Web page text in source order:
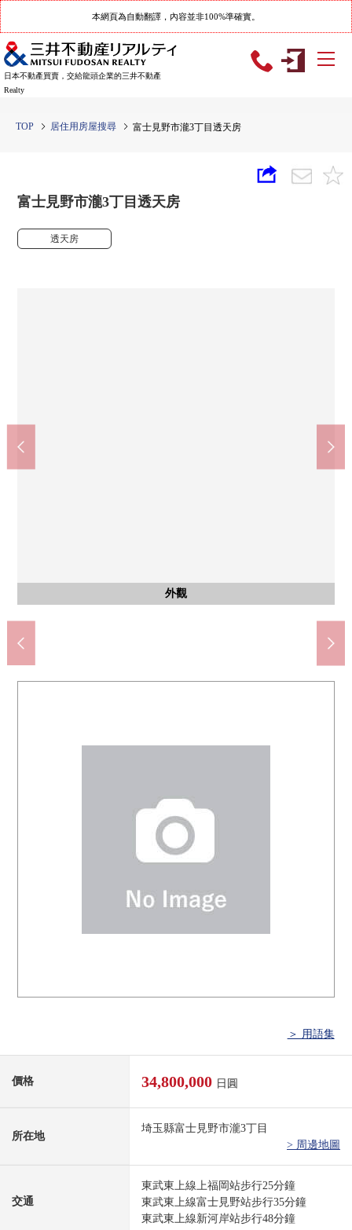
本網頁為自動翻譯，內容並非100%準確實。
日本不動產買賣，交給龍頭企業的三井不動產
Realty
TOP 居住用房屋搜尋 富士見野市瀧3丁目透天房
富士見野市瀧3丁目透天房
透天房
外觀
客廳
客餐廳(約10張塌塌米)
廚房
室內
西式房間(約6張塌塌米)
室內
和式房間(約3張塌塌米)
公共汽車
洗臉
洗臉室
洗臉
盥洗台
廁所
其他當地
門口
外觀
院子
院子
院子
到時期的話花漂亮地開花。
院子
到時期的話花漂亮地開花。
外觀
外觀
停車場
含有前面道路的外觀
含有前面道路的外觀
福岡小學(約840m)
花的樹中學(約890m)
永旺TOWN富士見野(約930m)
共MODI飯田築地商店(約850m)
看doragguseimusu富士見野清商店(約1230m)
Lawson富士見野中福岡商店(約1030m)
富士見野市政府(約1200m)
上福岡郵局(約870m)
永旺TOWN富士見野診所商城(約930m)
瀑布、長宮公園(約440m)
＞ 用語集
價格 34,800,000 日圓
所在地
埼玉縣富士見野市瀧3丁目
> 周邊地圖
交通
東武東上線上福岡站步行25分鐘
東武東上線富士見野站步行35分鐘
東武東上線新河岸站步行48分鐘